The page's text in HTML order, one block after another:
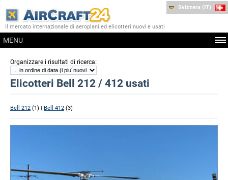
Il mercato internazionale di aeroplani ed elicotteri nuovi e usati
MENU
Svizzera (IT)
Organizzare i risultati di ricerca:
Elicotteri Bell 212 / 412 usati
Bell 212 (1) | Bell 412 (3)